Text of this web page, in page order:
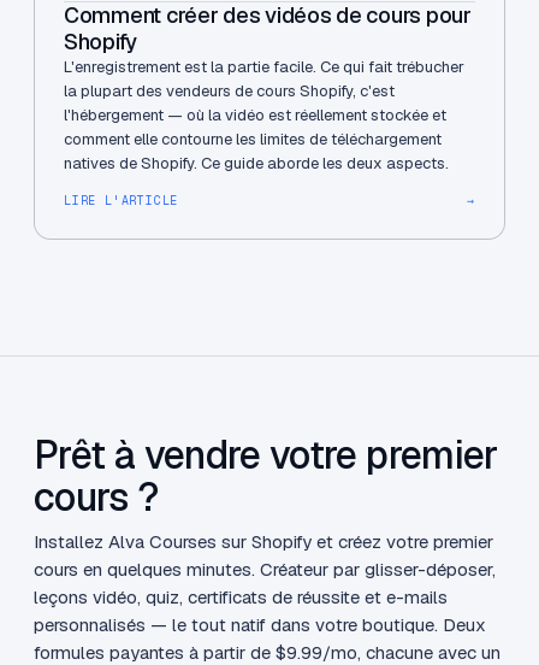
Comment créer des vidéos de cours pour
Shopify
L'enregistrement est la partie facile. Ce qui fait trébucher
la plupart des vendeurs de cours Shopify, c'est
l'hébergement — où la vidéo est réellement stockée et
comment elle contourne les limites de téléchargement
natives de Shopify. Ce guide aborde les deux aspects.
LIRE L'ARTICLE →
Prêt à vendre votre premier
cours ?
Installez Alva Courses sur Shopify et créez votre premier
cours en quelques minutes. Créateur par glisser-déposer,
leçons vidéo, quiz, certificats de réussite et e-mails
personnalisés — le tout natif dans votre boutique. Deux
formules payantes à partir de $9.99/mo, chacune avec un